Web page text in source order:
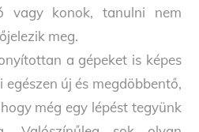
vagy konok, tanulni nem
meg.
a gépeket is képes
új és megdöbbentő,
még egy lépést tegyünk